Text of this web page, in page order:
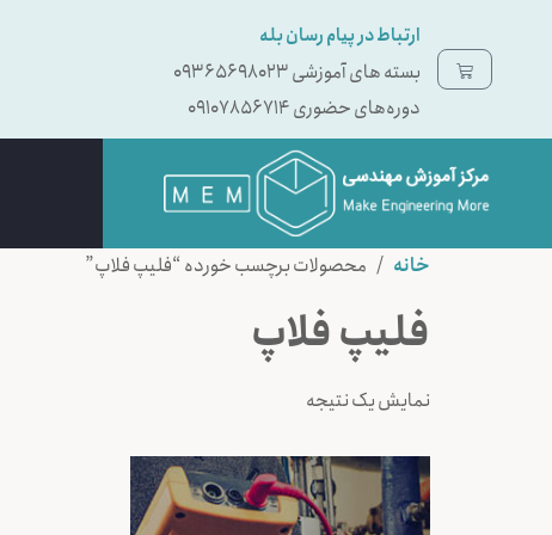
ارتباط در پیام رسان بله
بسته ‌های آموزشی 09365698023
دوره‌های حضوری 09107856714
خانه / محصولات برچسب خورده “فلیپ فلاپ”
فلیپ فلاپ
نمایش یک نتیجه